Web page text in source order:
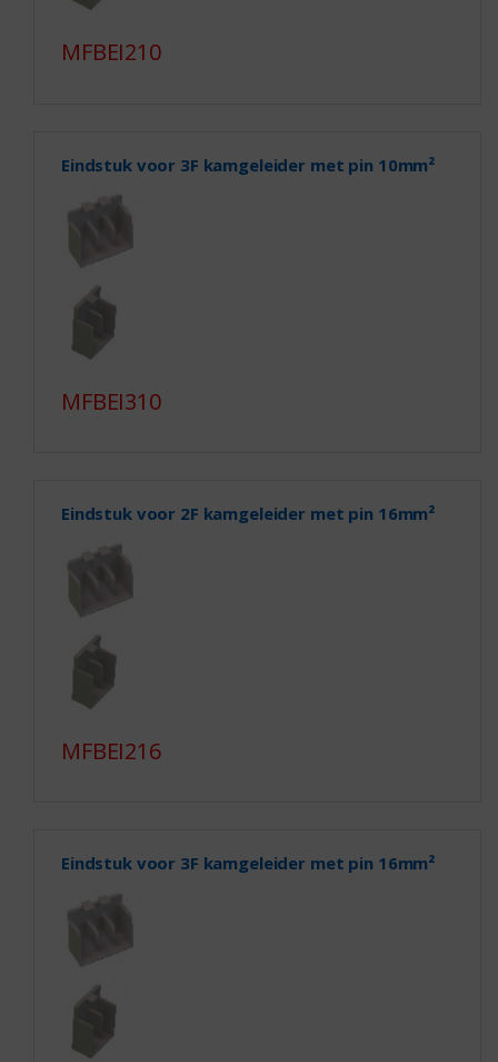
MFBEI210
Eindstuk voor 3F kamgeleider met pin 10mm²
MFBEI310
Eindstuk voor 2F kamgeleider met pin 16mm²
MFBEI216
Eindstuk voor 3F kamgeleider met pin 16mm²